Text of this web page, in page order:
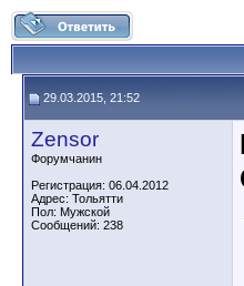
29.03.2015, 21:52
Zensor
Форумчанин
Регистрация: 06.04.2012
Адрес: Тольятти
Пол: Мужской
Сообщений: 238